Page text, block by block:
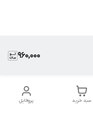
960,000
پروفایل سبد خرید